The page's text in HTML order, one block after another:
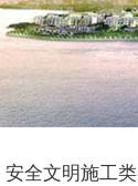
安全文明施工类